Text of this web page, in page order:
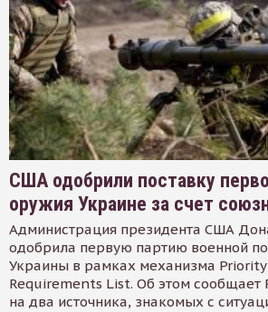
США одобрили поставку
оружия Украине за счет
Администрация президента США
одобрила первую партию военной
Украины в рамках механизма
Requirements List. Об этом сообщает
на два источника, знакомых с